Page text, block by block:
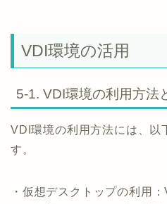
VDI環境の活用
5-1. VDI環境の利用方法
VDI環境の利用方法には、以
す。
・仮想デスクトップの利用